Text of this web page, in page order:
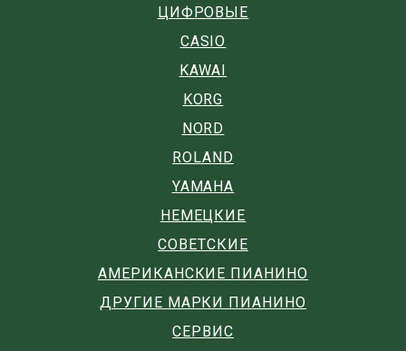
ЦИФРОВЫЕ
CASIO
KAWAI
KORG
NORD
ROLAND
YAMAHA
НЕМЕЦКИЕ
СОВЕТСКИЕ
АМЕРИКАНСКИЕ ПИАНИНО
ДРУГИЕ МАРКИ ПИАНИНО
СЕРВИС